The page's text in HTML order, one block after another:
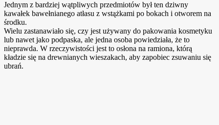
Jednym z bardziej wątpliwych przedmiotów był ten dziwny
kawałek bawełnianego atłasu z wstążkami po bokach i otworem na
środku.
Wielu zastanawiało się, czy jest używany do pakowania kosmetyku
lub nawet jako podpaska, ale jedna osoba powiedziała, że to
nieprawda. W rzeczywistości jest to osłona na ramiona, którą
kładzie się na drewnianych wieszakach, aby zapobiec zsuwaniu się
ubrań.